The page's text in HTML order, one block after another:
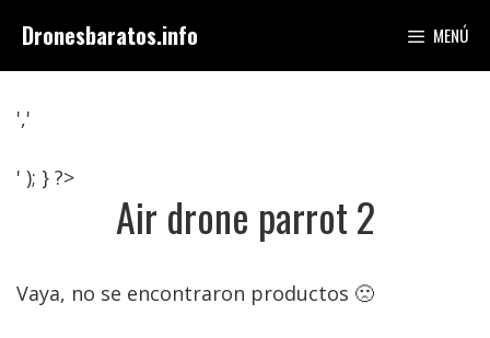
contenido
Dronesbaratos.info MENÚ
','
' ); } ?>
Air drone parrot 2
Vaya, no se encontraron productos 🙁